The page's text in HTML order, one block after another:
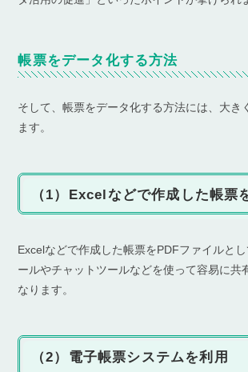
帳票をデータ化する方法
そして、帳票をデータ化する方法には、大き
ます。
（1）Excelなどで作成した帳票
Excelなどで作成した帳票をPDFファイルと
ールやチャットツールなどを使って容易に共
なります。
（2）電子帳票システムを利用